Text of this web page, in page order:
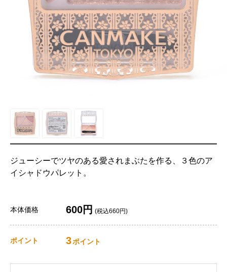
ジューシーでツヤのある愛されまぶたを作る、３色のア
イシャドウパレット。
本体価格 600円 (税込660円)
ポイント 3ポイント